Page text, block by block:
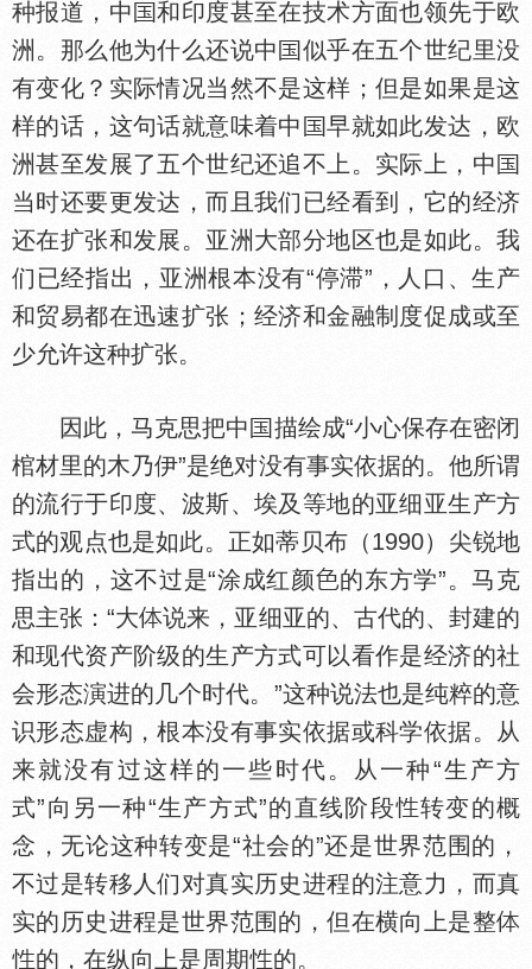
种报道，中
和印度甚至在技术方面也领先于欧
洲。那么他为什么还说中
似乎在五个世纪里没
有变化？实际情况当然不是这样；但是如果是这
样的话，这句话就意味着中
早就如此发达，欧
洲甚至发展了五个世纪还追不上。实际上，中
当时还要更发达，而且我们已经看到，它的经济
还在扩张和发展。亚洲大部分地区也是如此。我
们已经指出，亚洲根本没有“停滞”，人口、生产
和贸易都在迅速扩张；经济和金融制度促成或至
少允许这种扩张。
因此，马克思把中
描绘成“小心保存在密闭
棺材里的木乃伊”是绝对没有事实依据的。他所谓
的流行于印度、波斯、埃及等地的亚细亚生产方
式的观点也是如此。正如蒂贝布（1990）尖锐地
指出的，这不过是“涂成红颜
的东方学”。马克
思主张：“大
说来，亚细亚的、古代的、封建的
和现代资产阶级的生产方式可以看作是经济的社
会形态演进的几个时代。”这种说法也是纯粹的意
识形态虚构，根本没有事实依据或科学依据。从
来就没有过这样的一些时代。从一种“生产方
式”向另一种“生产方式”的直线阶段
转变的概
念，无论这种转变是“社会的”还是世界范围的，
不过是转移人们对真实历史进程的注意力，而真
实的历史进程是世界范围的，但在横向上是整
的，在纵向上是周期
的。